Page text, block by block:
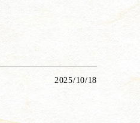
2025/10/18